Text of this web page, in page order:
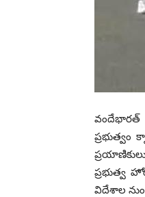
వందేభారత్
ప్రభుత్వ
విదేశాల